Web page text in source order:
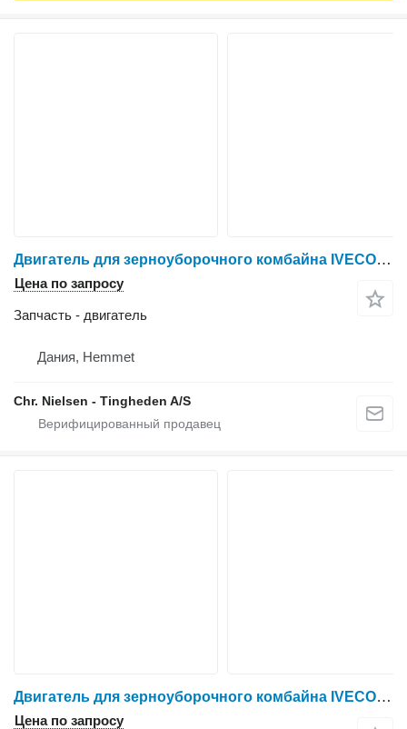
Двигатель для зерноуборочного комбайна IVECO F3AE0684G B004
Цена по запросу
Запчасть - двигатель
Дания, Hemmet
Chr. Nielsen - Tingheden A/S
Двигатель для зерноуборочного комбайна IVECO F4HE9684D J105
Цена по запросу